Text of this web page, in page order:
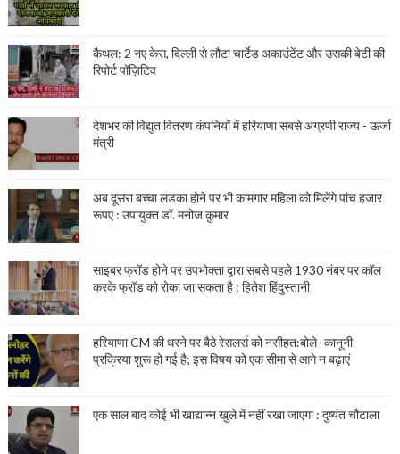
कैथल: 2 नए केस, दिल्ली से लौटा चार्टेड अकाउंटेंट और उसकी बेटी की
रिपोर्ट पॉज़िटिव
देशभर की विद्युत वितरण कंपनियों में हरियाणा सबसे अग्रणी राज्य - ऊर्जा
मंत्री
अब दूसरा बच्चा लडका होने पर भी कामगार महिला को मिलेंगे पांच हजार
रूपए : उपायुक्त डॉ. मनोज कुमार
साइबर फ्रॉड होने पर उपभोक्ता द्वारा सबसे पहले 1930 नंबर पर कॉल
करके फ्रॉड को रोका जा सकता है : हितेश हिंदुस्तानी
हरियाणा CM की धरने पर बैठे रेसलर्स को नसीहत:बोले- कानूनी
प्रक्रिया शुरू हो गई है; इस विषय को एक सीमा से आगे न बढ़ाएं
एक साल बाद कोई भी खाद्यान्न खुले में नहीं रखा जाएगा : दुष्यंत चौटाला